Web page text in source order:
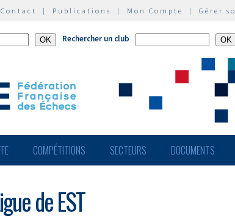
Contact | Publications | Mon Compte | Gérer
Rechercher un club
COMPÉTITIONS SECTEURS DOCUMENTS
de EST